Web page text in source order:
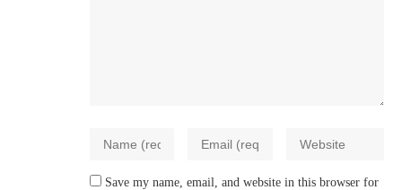
Save my name, email, and website in this browser for